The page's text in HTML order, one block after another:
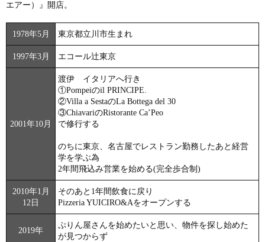
エアー）』開店。
1978年5月 東京都立川市生まれ
1997年3月 エコール辻東京
2001年10月
渡伊 イタリアへ行き
①Pompeiのil PRINCIPE.
②Villa a SestaのLa Bottega del 30
③ChiavariのRistorante Ca’Peo
で修行する
のちに東京、名古屋でレストラン勤務したあと経営
学を学ぶ為
2年間飛込み営業を始める(完全歩合制)
2010年1月
12日
そのあと1年間飲食に戻り
Pizzeria YUICIRO&Aをオープンする
2019年
ぷりん屋さんを始めたいと思い、物件を探し始めた
が見つからず